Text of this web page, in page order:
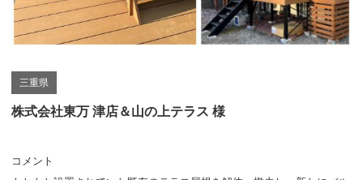
三重県
株式会社東万 津店＆山の上テラス 様
コメント